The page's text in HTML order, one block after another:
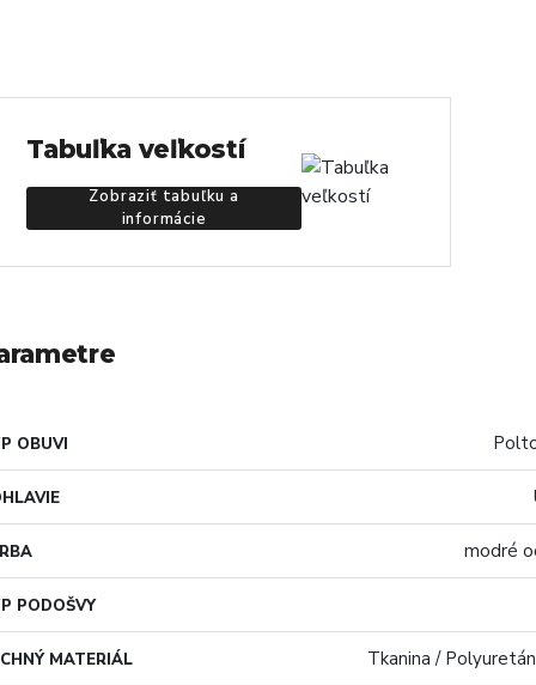
Tabuľka veľkostí
Zobraziť tabuľku a
informácie
OBUVI
modré
PODOŠVY
MATERIÁL Tkanina /